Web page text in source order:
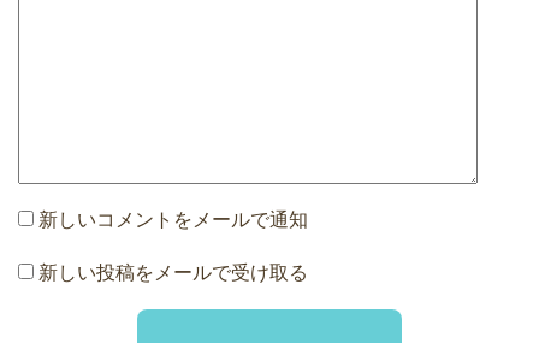
新しいコメントをメールで通知
新しい投稿をメールで受け取る